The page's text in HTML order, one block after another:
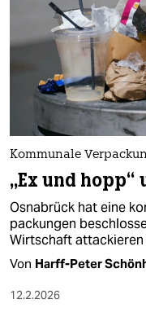
Kommunale
„Ex und hopp“
Osnabrück hat eine
packungen
Wirtschaft attackieren
Von Harff-Peter
12.2.2026